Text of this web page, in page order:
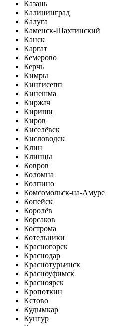
Казань
Калининград
Калуга
Каменск-Шахтинский
Канск
Каргат
Кемерово
Керчь
Кимры
Кингисепп
Кинешма
Киржач
Кириши
Киров
Киселёвск
Кисловодск
Клин
Клинцы
Ковров
Коломна
Колпино
Комсомольск-на-Амуре
Копейск
Королёв
Корсаков
Кострома
Котельники
Красногорск
Краснодар
Краснотурьинск
Красноуфимск
Красноярск
Кропоткин
Кстово
Кудымкар
Кунгур